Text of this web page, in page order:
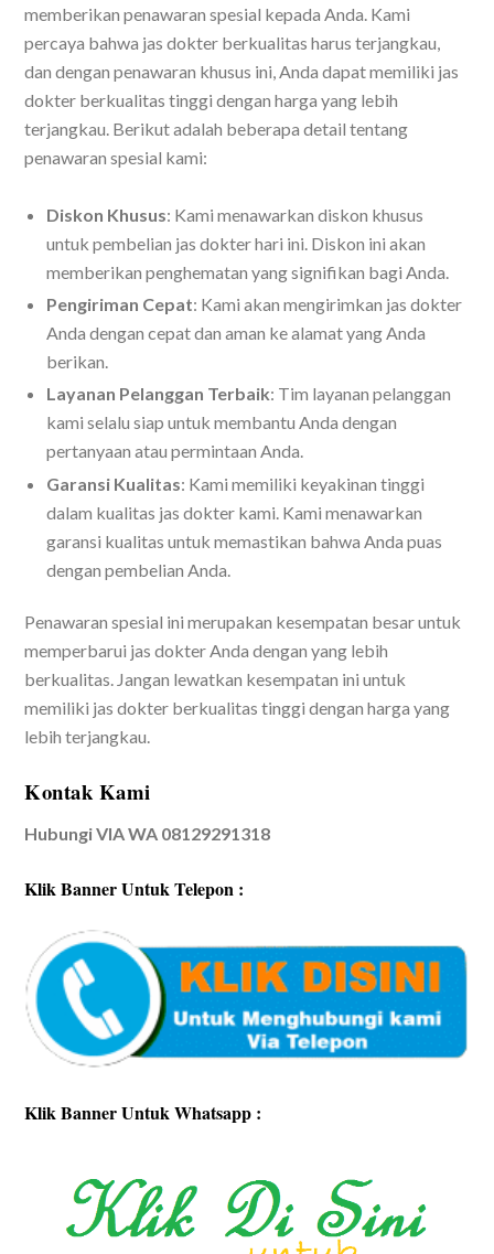
memberikan penawaran spesial kepada Anda. Kami
percaya bahwa jas dokter berkualitas harus terjangkau,
dan dengan penawaran khusus ini, Anda dapat memiliki jas
dokter berkualitas tinggi dengan harga yang lebih
terjangkau. Berikut adalah beberapa detail tentang
penawaran spesial kami:
Diskon Khusus: Kami menawarkan diskon khusus
untuk pembelian jas dokter hari ini. Diskon ini akan
memberikan penghematan yang signifikan bagi Anda.
Pengiriman Cepat: Kami akan mengirimkan jas dokter
Anda dengan cepat dan aman ke alamat yang Anda
berikan.
Layanan Pelanggan Terbaik: Tim layanan pelanggan
kami selalu siap untuk membantu Anda dengan
pertanyaan atau permintaan Anda.
Garansi Kualitas: Kami memiliki keyakinan tinggi
dalam kualitas jas dokter kami. Kami menawarkan
garansi kualitas untuk memastikan bahwa Anda puas
dengan pembelian Anda.
Penawaran spesial ini merupakan kesempatan besar untuk
memperbarui jas dokter Anda dengan yang lebih
berkualitas. Jangan lewatkan kesempatan ini untuk
memiliki jas dokter berkualitas tinggi dengan harga yang
lebih terjangkau.
Kontak Kami
Hubungi VIA WA 08129291318
Klik Banner Untuk Telepon :
Klik Banner Untuk Whatsapp :